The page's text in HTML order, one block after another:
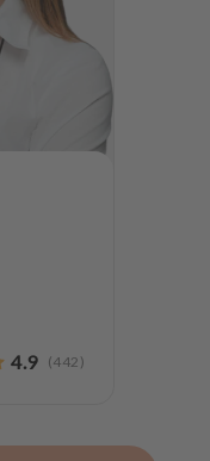
4.9 (442 )